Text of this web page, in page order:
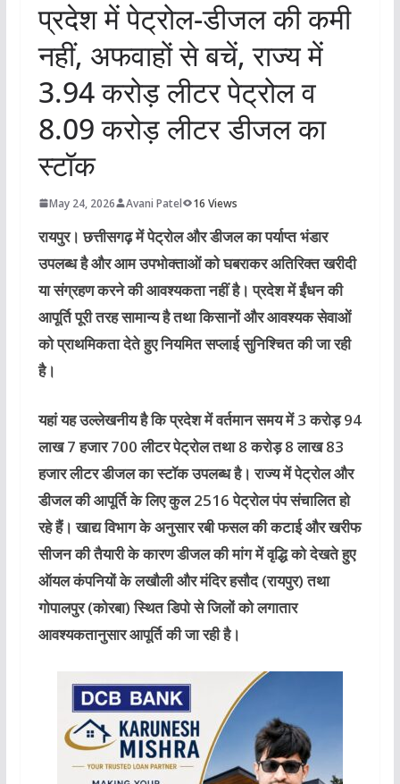
प्रदेश में पेट्रोल-डीजल की कमी
नहीं, अफवाहों से बचें, राज्य में
3.94 करोड़ लीटर पेट्रोल व
8.09 करोड़ लीटर डीजल का
स्टॉक
May 24, 2026 Avani Patel 16 Views
रायपुर। छत्तीसगढ़ में पेट्रोल और डीजल का पर्याप्त भंडार
उपलब्ध है और आम उपभोक्ताओं को घबराकर अतिरिक्त खरीदी
या संग्रहण करने की आवश्यकता नहीं है। प्रदेश में ईंधन की
आपूर्ति पूरी तरह सामान्य है तथा किसानों और आवश्यक सेवाओं
को प्राथमिकता देते हुए नियमित सप्लाई सुनिश्चित की जा रही
है।
यहां यह उल्लेखनीय है कि प्रदेश में वर्तमान समय में 3 करोड़ 94
लाख 7 हजार 700 लीटर पेट्रोल तथा 8 करोड़ 8 लाख 83
हजार लीटर डीजल का स्टॉक उपलब्ध है। राज्य में पेट्रोल और
डीजल की आपूर्ति के लिए कुल 2516 पेट्रोल पंप संचालित हो
रहे हैं। खाद्य विभाग के अनुसार रबी फसल की कटाई और खरीफ
सीजन की तैयारी के कारण डीजल की मांग में वृद्धि को देखते हुए
ऑयल कंपनियों के लखौली और मंदिर हसौद (रायपुर) तथा
गोपालपुर (कोरबा) स्थित डिपो से जिलों को लगातार
आवश्यकतानुसार आपूर्ति की जा रही है।